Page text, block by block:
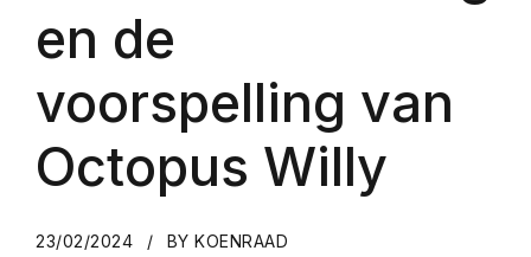
en de
voorspelling van
Octopus Willy
23/02/2024 BY KOENRAAD